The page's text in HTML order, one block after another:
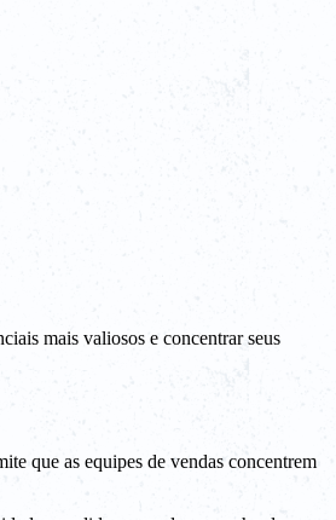
mais valiosos e concentrar seus
que as equipes de vendas concentrem